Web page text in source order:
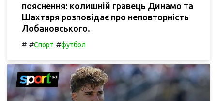
пояснення: колишній гравець Динамо та
Шахтаря розповідає про неповторність
Лобановського.
# #Спорт #футбол